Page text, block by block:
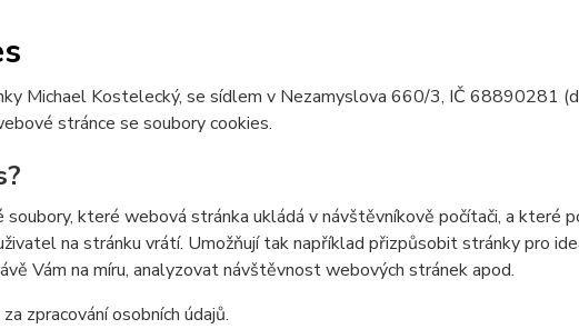
Michael Kostelecký, se sídlem v Nezamyslova 660/3, IČ 68890281
stránce se soubory cookies.
které webová stránka ukládá v návštěvníkově počítači, a které
na stránku vrátí. Umožňují tak například přizpůsobit stránky pro
Vám na míru, analyzovat návštěvnost webových stránek apod.
zpracování osobních údajů.